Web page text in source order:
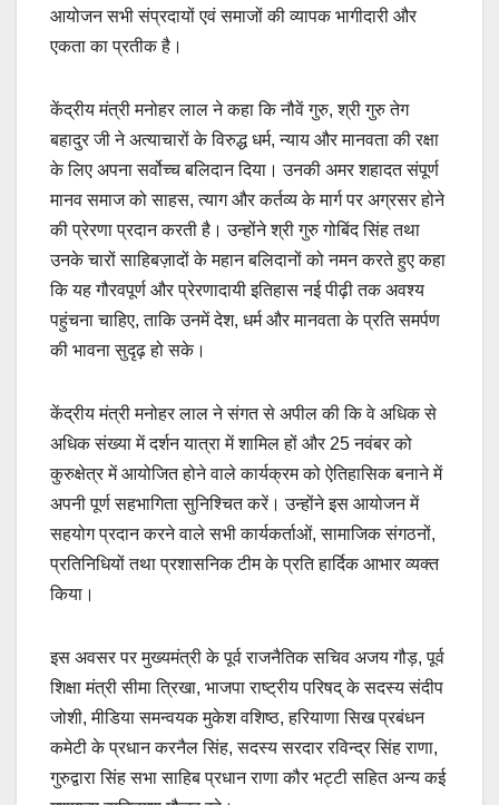
आयोजन सभी संप्रदायों एवं समाजों की व्यापक भागीदारी और
एकता का प्रतीक है।
केंद्रीय मंत्री मनोहर लाल ने कहा कि नौवें गुरु, श्री गुरु तेग
बहादुर जी ने अत्याचारों के विरुद्ध धर्म, न्याय और मानवता की रक्षा
के लिए अपना सर्वोच्च बलिदान दिया। उनकी अमर शहादत संपूर्ण
मानव समाज को साहस, त्याग और कर्तव्य के मार्ग पर अग्रसर होने
की प्रेरणा प्रदान करती है। उन्होंने श्री गुरु गोबिंद सिंह तथा
उनके चारों साहिबज़ादों के महान बलिदानों को नमन करते हुए कहा
कि यह गौरवपूर्ण और प्रेरणादायी इतिहास नई पीढ़ी तक अवश्य
पहुंचना चाहिए, ताकि उनमें देश, धर्म और मानवता के प्रति समर्पण
की भावना सुदृढ़ हो सके।
केंद्रीय मंत्री मनोहर लाल ने संगत से अपील की कि वे अधिक से
अधिक संख्या में दर्शन यात्रा में शामिल हों और 25 नवंबर को
कुरुक्षेत्र में आयोजित होने वाले कार्यक्रम को ऐतिहासिक बनाने में
अपनी पूर्ण सहभागिता सुनिश्चित करें। उन्होंने इस आयोजन में
सहयोग प्रदान करने वाले सभी कार्यकर्ताओं, सामाजिक संगठनों,
प्रतिनिधियों तथा प्रशासनिक टीम के प्रति हार्दिक आभार व्यक्त
किया।
इस अवसर पर मुख्यमंत्री के पूर्व राजनैतिक सचिव अजय गौड़, पूर्व
शिक्षा मंत्री सीमा त्रिखा, भाजपा राष्ट्रीय परिषद् के सदस्य संदीप
जोशी, मीडिया समन्वयक मुकेश वशिष्ठ, हरियाणा सिख प्रबंधन
कमेटी के प्रधान करनैल सिंह, सदस्य सरदार रविन्द्र सिंह राणा,
गुरुद्वारा सिंह सभा साहिब प्रधान राणा कौर भट्टी सहित अन्य कई